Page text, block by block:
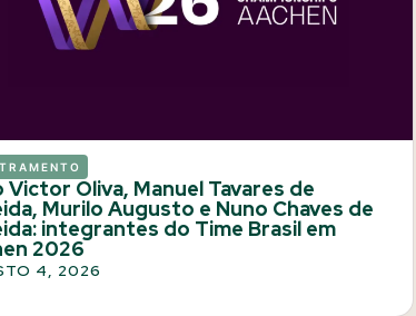
Victor Oliva, Manuel Tavares de
Murilo Augusto e Nuno Chaves de
integrantes do Time Brasil em
2026
4, 2026